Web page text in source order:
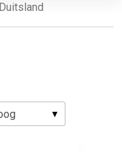
Duitsland